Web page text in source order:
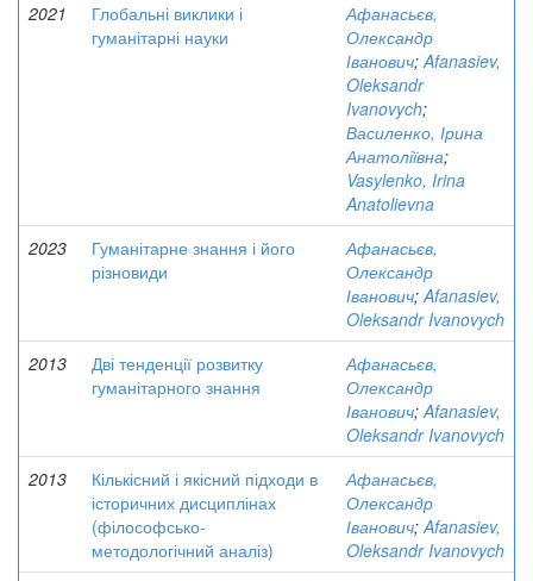
2021
Глобальні виклики і
гуманітарні науки
Афанасьєв,
Олександр
Іванович;Afanasiev,
Oleksandr
Ivanovych;
Василенко, Ірина
Анатоліївна;
Vasylenko, Irina
Anatolievna
2023
Гуманітарне знання і його
різновиди
Афанасьєв,
Олександр
Іванович;Afanasiev,
Oleksandr Ivanovych
2013
Дві тенденції розвитку
гуманітарного знання
Афанасьєв,
Олександр
Іванович;Afanasiev,
Oleksandr Ivanovych
2013
Кількісний і якісний підходи в
історичних дисциплінах
(філософсько-
методологічний аналіз)
Афанасьєв,
Олександр
Іванович;Afanasiev,
Oleksandr Ivanovych